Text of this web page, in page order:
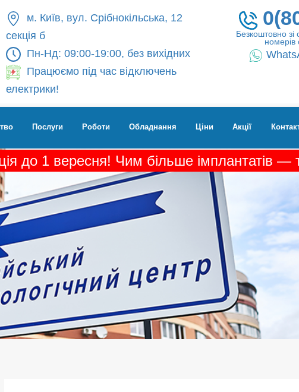
м. Київ, вул. Срібнокільська, 12
секція б
Пн-Нд: 09:00-19:00, без вихідних
Працюємо під час відключень
електрики!
Безкоштовно зі
номерів
Послуги Роботи Обладнання Ціни Акції
до 1 вересня! Чим більше імплантатів